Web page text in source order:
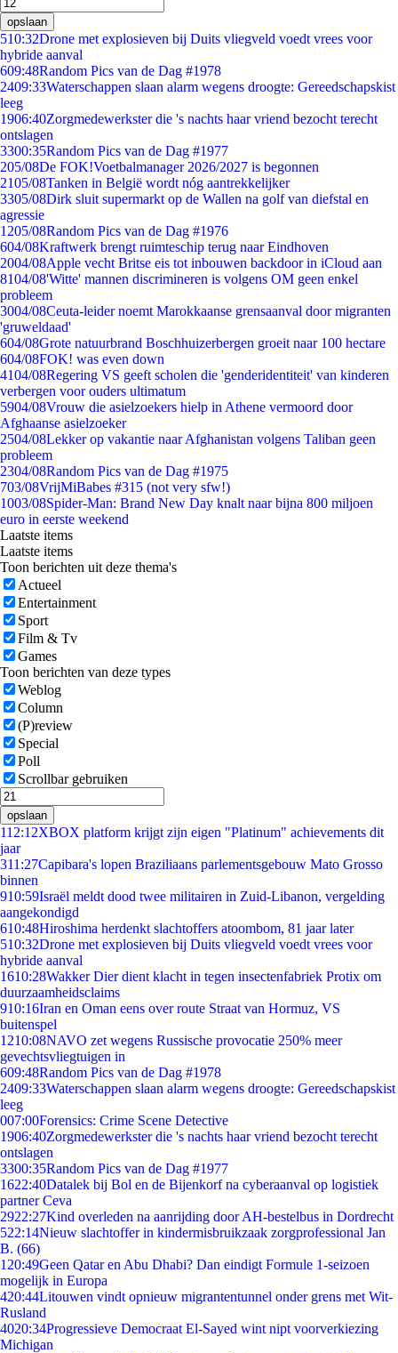
opslaan
510:32Drone met explosieven bij Duits vliegveld voedt vrees voor
hybride aanval
609:48Random Pics van de Dag #1978
2409:33Waterschappen slaan alarm wegens droogte: Gereedschapskist
leeg
1906:40Zorgmedewerkster die 's nachts haar vriend bezocht terecht
ontslagen
3300:35Random Pics van de Dag #1977
205/08De FOK!Voetbalmanager 2026/2027 is begonnen
2105/08Tanken in België wordt nóg aantrekkelijker
3305/08Dirk sluit supermarkt op de Wallen na golf van diefstal en
agressie
1205/08Random Pics van de Dag #1976
604/08Kraftwerk brengt ruimteschip terug naar Eindhoven
2004/08Apple vecht Britse eis tot inbouwen backdoor in iCloud aan
8104/08'Witte' mannen discrimineren is volgens OM geen enkel
probleem
3004/08Ceuta-leider noemt Marokkaanse grensaanval door migranten
'gruweldaad'
604/08Grote natuurbrand Boschhuizerbergen groeit naar 100 hectare
604/08FOK! was even down
4104/08Regering VS geeft scholen die 'genderidentiteit' van kinderen
verbergen voor ouders ultimatum
5904/08Vrouw die asielzoekers hielp in Athene vermoord door
Afghaanse asielzoeker
2504/08Lekker op vakantie naar Afghanistan volgens Taliban geen
probleem
2304/08Random Pics van de Dag #1975
703/08VrijMiBabes #315 (not very sfw!)
1003/08Spider-Man: Brand New Day knalt naar bijna 800 miljoen
euro in eerste weekend
Laatste items
Laatste items
Toon berichten uit deze thema's
Actueel
Entertainment
Sport
Film & Tv
Games
Toon berichten van deze types
Weblog
Column
(P)review
Special
Poll
Scrollbar gebruiken
opslaan
112:12XBOX platform krijgt zijn eigen "Platinum" achievements dit
jaar
311:27Capibara's lopen Braziliaans parlementsgebouw Mato Grosso
binnen
910:59Israël meldt dood twee militairen in Zuid-Libanon, vergelding
aangekondigd
610:48Hiroshima herdenkt slachtoffers atoombom, 81 jaar later
510:32Drone met explosieven bij Duits vliegveld voedt vrees voor
hybride aanval
1610:28Wakker Dier dient klacht in tegen insectenfabriek Protix om
duurzaamheidsclaims
910:16Iran en Oman eens over route Straat van Hormuz, VS
buitenspel
1210:08NAVO zet wegens Russische provocatie 250% meer
gevechtsvliegtuigen in
609:48Random Pics van de Dag #1978
2409:33Waterschappen slaan alarm wegens droogte: Gereedschapskist
leeg
007:00Forensics: Crime Scene Detective
1906:40Zorgmedewerkster die 's nachts haar vriend bezocht terecht
ontslagen
3300:35Random Pics van de Dag #1977
1622:40Datalek bij Bol en de Bijenkorf na cyberaanval op logistiek
partner Ceva
2922:27Kind overleden na aanrijding door AH-bestelbus in Dordrecht
522:14Nieuw slachtoffer in kindermisbruikzaak zorgprofessional Jan
B. (66)
1 20:49Geen Qatar en Abu Dhabi? Dan eindigt Formule 1-seizoen
mogelijk in Europa
420:44Litouwen vindt opnieuw migrantentunnel onder grens met Wit-
Rusland
4020:34Progressieve Democraat El-Sayed wint nipt voorverkiezing
Michigan